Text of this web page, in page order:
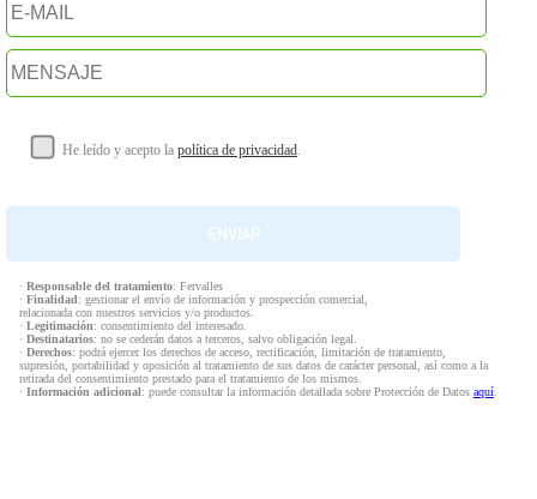
He leído y acepto la política de privacidad.
· Responsable del tratamiento: Fervalles
· Finalidad: gestionar el envío de información y prospección comercial,
relacionada con nuestros servicios y/o productos.
· Legitimación: consentimiento del interesado.
· Destinatarios: no se cederán datos a terceros, salvo obligación legal.
· Derechos: podrá ejercer los derechos de acceso, rectificación, limitación de tratamiento,
supresión, portabilidad y oposición al tratamiento de sus datos de carácter personal, así como a la
retirada del consentimiento prestado para el tratamiento de los mismos.
· Información adicional: puede consultar la información detallada sobre Protección de Datos aquí.